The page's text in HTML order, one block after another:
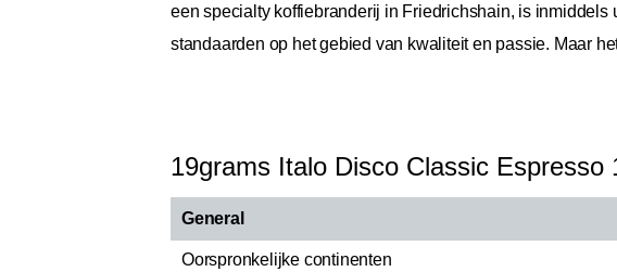
een specialty koffiebranderij in Friedrichshain, is
standaarden op het gebied van kwaliteit en passie. Maar
19grams Italo Disco Classic Espresso
General
Oorspronkelijke continenten